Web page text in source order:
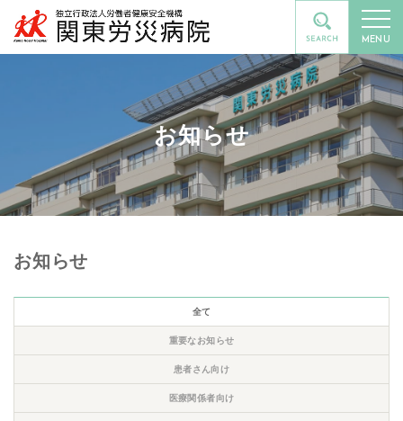
MENU
お知らせ
お知らせ
全て
重要なお知らせ
患者さん向け
医療関係者向け